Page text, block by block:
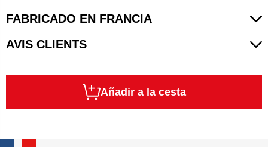
FABRICADO EN FRANCIA
AVIS CLIENTS
Añadir a la cesta